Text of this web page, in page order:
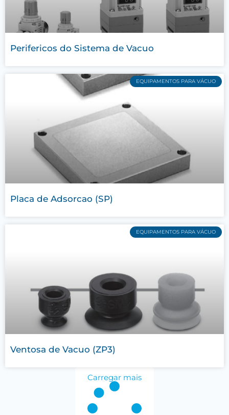
Perifericos do Sistema de Vacuo
EQUIPAMENTOS PARA VÁCUO
Placa de Adsorcao (SP)
EQUIPAMENTOS PARA VÁCUO
Ventosa de Vacuo (ZP3)
Carregar mais